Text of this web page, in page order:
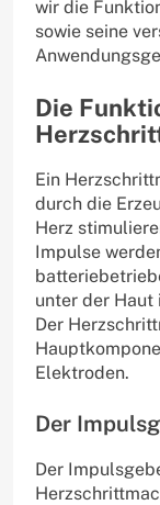
wir die
sowie seine
Die
Ein
durch die
Herz
Impulse
unter der
Der
Elektroden.
Der
Der